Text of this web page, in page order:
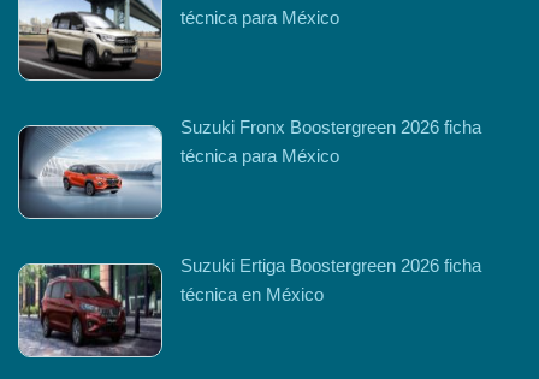
técnica para México
Suzuki Fronx Boostergreen 2026 ficha
técnica para México
Suzuki Ertiga Boostergreen 2026 ficha
técnica en México